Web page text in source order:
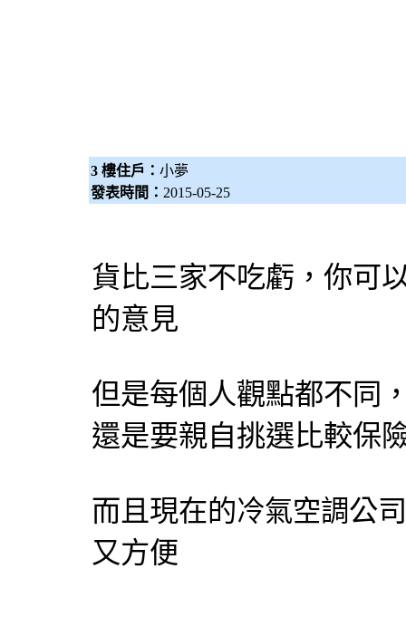
3 樓住戶： 小夢
發表時間： 2015-05-25
貨比三家不吃虧，你可
的意見
但是每個人觀點都不同
還是要親自挑選比較保
而且現在的冷氣空調公
又方便